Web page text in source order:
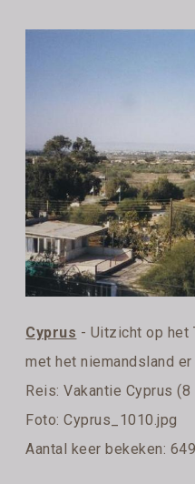
Cyprus - Uitzicht op het
met het niemandsland er
Reis:Vakantie Cyprus (8
Foto: Cyprus_1010.jpg
Aantal keer bekeken: